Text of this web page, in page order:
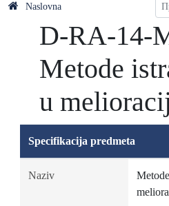
Naslovna
D-RA-14-
Metode
u
Specifikacija predmeta
Naziv